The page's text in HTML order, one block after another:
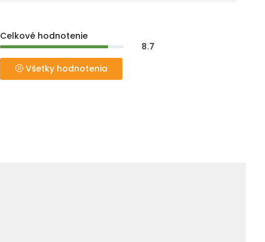
Celkové hodnotenie
8.7
Všetky hodnotenia